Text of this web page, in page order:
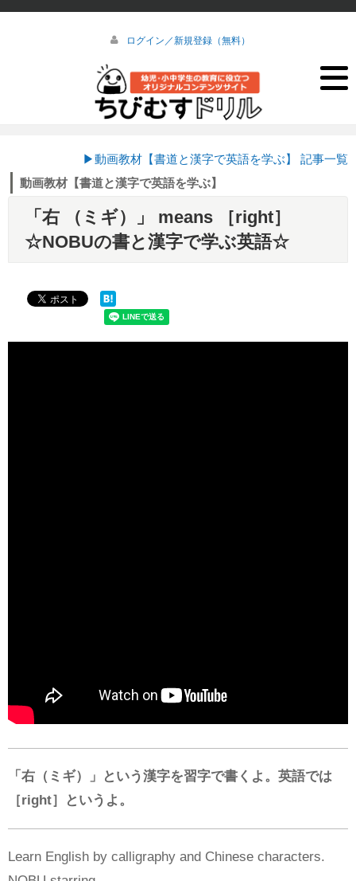
ログイン／新規登録（無料）
▶動画教材【書道と漢字で英語を学ぶ】 記事一覧
動画教材【書道と漢字で英語を学ぶ】
「右 （ミギ）」 means ［right］
☆NOBUの書と漢字で学ぶ英語☆
「右（ミギ）」という漢字を習字で書くよ。英語では
［right］というよ。
Learn English by calligraphy and Chinese characters.